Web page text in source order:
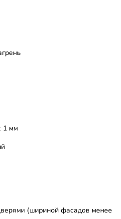
1 мм
(шириной фасадов менее